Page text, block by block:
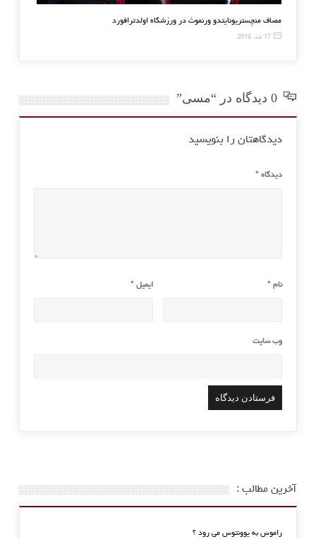
رومانی گذشت
دیدگاهتان را بنویسید
دیدگاه *
نام * ایمیل*
وب‌ سایت
آخرین مطالب :
راموس به یوونتوس می رود ؟